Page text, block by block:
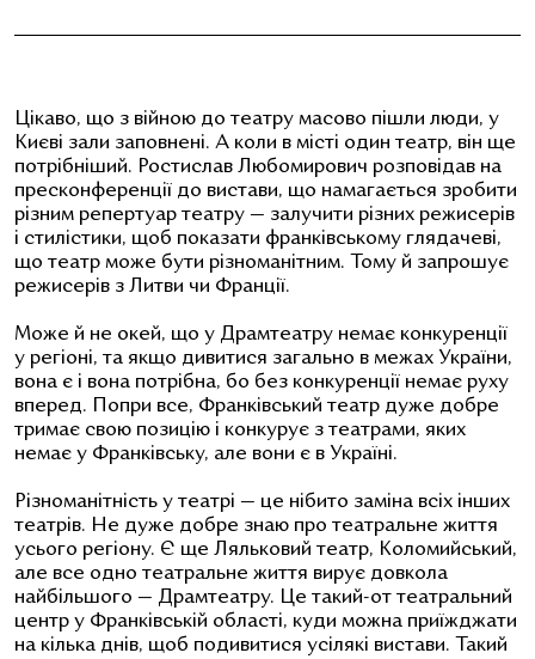
Цікаво, що з війною до театру масово пішли люди, у
Києві зали заповнені. А коли в місті один театр, він ще
потрібніший. Ростислав Любомирович розповідав на
пресконференції до вистави, що намагається зробити
різним репертуар театру — залучити різних режисерів
і стилістики, щоб показати франківському глядачеві,
що театр може бути різноманітним. Тому й запрошує
режисерів з Литви чи Франції.
Може й не окей, що у Драмтеатру немає конкуренції
у регіоні, та якщо дивитися загально в межах України,
вона є і вона потрібна, бо без конкуренції немає руху
вперед. Попри все, Франківський театр дуже добре
тримає свою позицію і конкурує з театрами, яких
немає у Франківську, але вони є в Україні.
Різноманітність у театрі — це нібито заміна всіх інших
театрів. Не дуже добре знаю про театральне життя
усього регіону. Є ще Ляльковий театр, Коломийський,
але все одно театральне життя вирує довкола
найбільшого — Драмтеатру. Це такий-от театральний
центр у Франківській області, куди можна приїжджати
на кілька днів, щоб подивитися усілякі вистави. Такий